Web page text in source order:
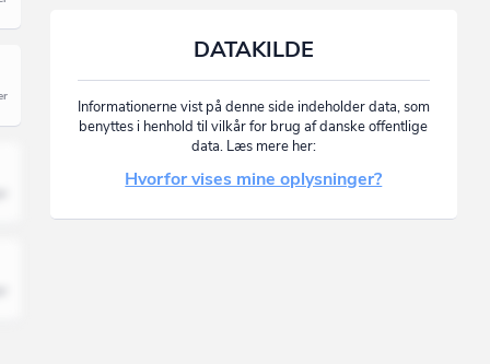
DATAKILDE
Informationerne vist på denne side indeholder data, som
benyttes i henhold til vilkår for brug af danske offentlige
data. Læs mere her:
Hvorfor vises mine oplysninger?